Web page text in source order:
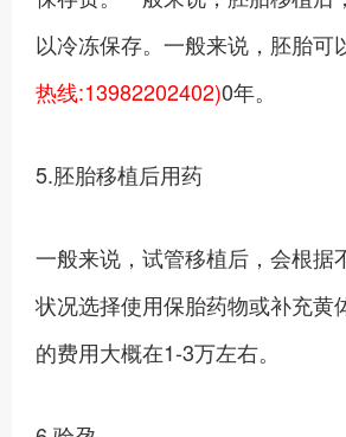
以冷冻保存。一般来说，胚胎可
热线:13982202402)0年。
5.胚胎移植后用药
一般来说，试管移植后，会根据
状况选择使用保胎药物或补充黄
的费用大概在1-3万左右。